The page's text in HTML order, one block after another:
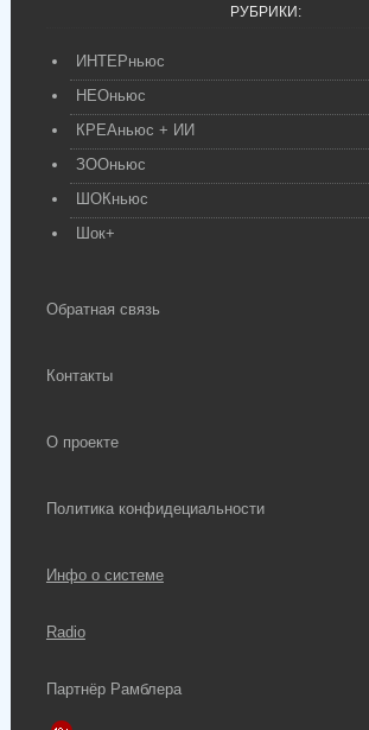
РУБРИКИ:
ИНТЕРньюс
НЕОньюс
КРЕАньюс + ИИ
ЗООньюс
ШОКньюс
Шок+
Обратная связь
Контакты
О проекте
Политика конфидециальности
Инфо о системе
Radio
Партнёр Рамблера